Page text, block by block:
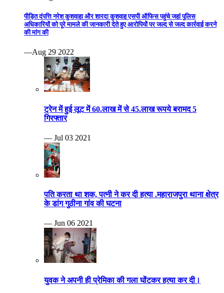
पीड़ित दंपत्ति नरेश कुशवाहा और शारदा कुशवाह एसपी ऑफिस पहुंचे जहां पुलिस
अधिकारियों को पूरे मामले की जानकारी देते हुए आरोपियों पर जल्द से जल्द कार्रवाई करने
की मांग की
—Aug 29 2022
ट्रेन में हुई लूट में 60.लाख में से 45.लाख रूपये बरामद 5
गिरफ्तार
— Jul 03 2021
पति करता था शक, पत्नी ने कर दी हत्या .महाराजपुरा थाना क्षेत्र
के डांग गुठीना गांव की घटना
— Jun 06 2021
युवक ने अपनी ही प्रेमिका की गला घोंटकर हत्या कर दी।